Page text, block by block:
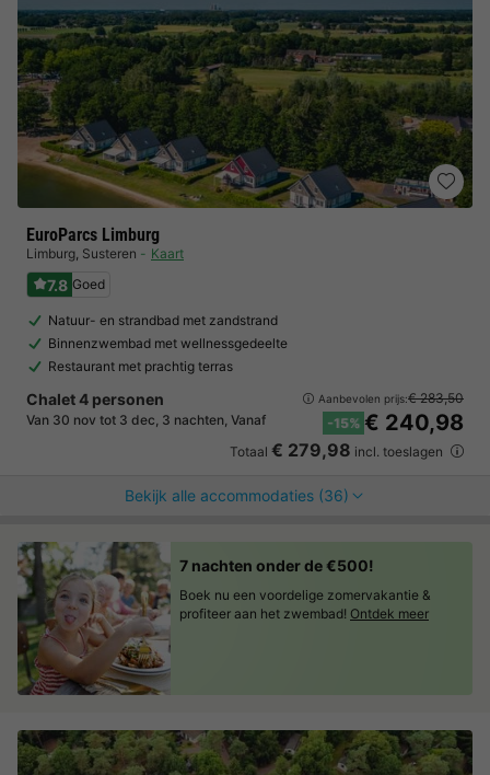
EuroParcs Limburg
Limburg, Susteren Kaart
7.8 Goed
Natuur- en strandbad met zandstrand
Binnenzwembad met wellnessgedeelte
Restaurant met prachtig terras
Chalet 4 personen
Van 30 nov tot 3 dec, 3 nachten, Vanaf
Aanbevolen prijs:€ 283,50
-15% € 240,98
Totaal € 279,98 incl. toeslagen
Bekijk alle accommodaties (36)
7 nachten onder de €500!
Boek nu een voordelige zomervakantie &
profiteer aan het zwembad! Ontdek meer